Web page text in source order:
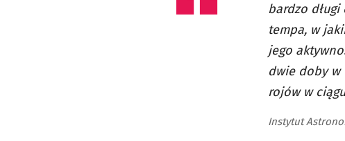
bardzo
tempa, w
jego
dwie doby w
rojów w
Instytut